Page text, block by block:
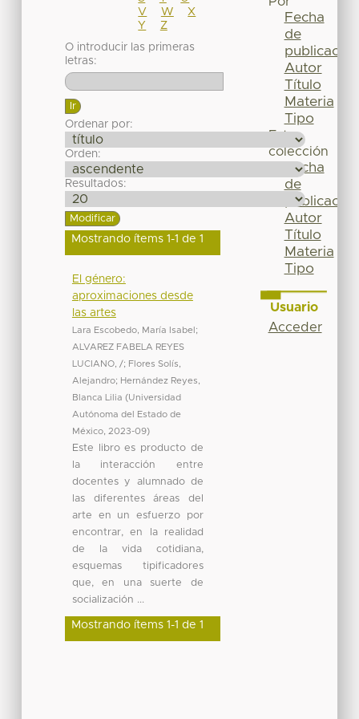
V
W
X
Y
Z
O introducir las primeras
letras:
Ordenar por:
Orden:
Resultados:
Mostrando ítems 1-1 de 1
El género:
aproximaciones desde
las artes
Lara Escobedo, María Isabel ;
ALVAREZ FABELA REYES
LUCIANO, /; Flores Solís,
Alejandro; Hernández Reyes,
Blanca Lilia (Universidad
Autónoma del Estado de
México, 2023-09)
Este libro es producto de
la interacción entre
docentes y alumnado de
las diferentes áreas del
arte en un esfuerzo por
encontrar, en la realidad
de la vida cotidiana,
esquemas tipificadores
que, en una suerte de
socialización ...
Mostrando ítems 1-1 de 1
Fecha
de
publicación
Autor
Título
Materia
Tipo
Esta
colección
Fecha
de
publicación
Autor
Título
Materia
Tipo
Usuario
Acceder